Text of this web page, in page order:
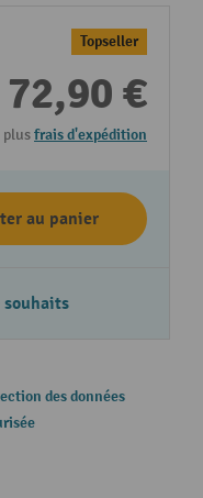
Topseller
72,90 €
plusfrais d'expédition
au panier
des données